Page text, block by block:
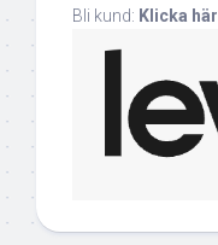
Bli kund: Klicka här